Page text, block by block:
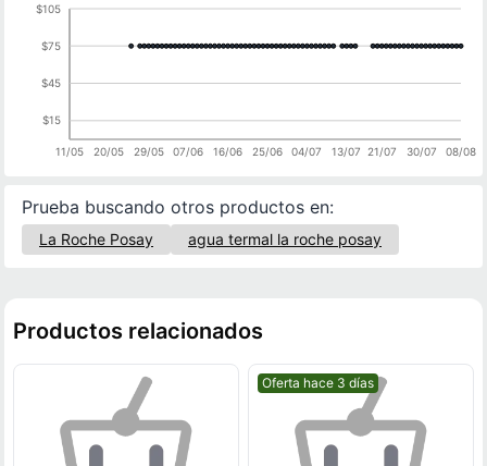
11/05 20/05 29/05 07/06 16/06 25/06 04/07 13/07 21/07 30/07 08/08
$15
$45
$75
$105
Prueba buscando otros productos en:
La Roche Posay agua termal la roche posay
Productos relacionados
Mejor precio.
Oferta hace 3 días